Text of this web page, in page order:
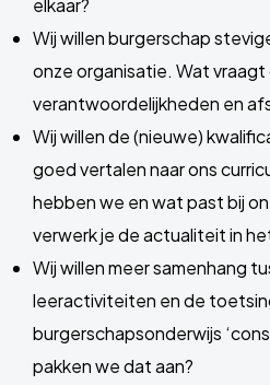
elkaar?
Wij willen burgerschap
onze organisatie. Wat vraagt
verantwoordelijkheden en
Wij willen de (nieuwe)
goed vertalen naar ons
hebben we en wat past bij
verwerk je de actualiteit in
Wij willen meer samenhang
leeractiviteiten en de
burgerschapsonderwijs
pakken we dat aan?